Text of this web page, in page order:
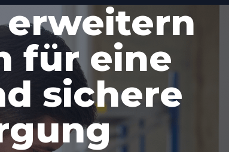
erweitern
für eine
sichere